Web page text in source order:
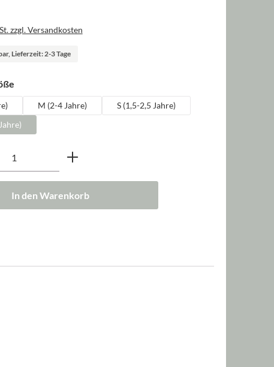
zzgl. Versandkosten
Lieferzeit: 2-3 Tage
auswählen
M (2-4 Jahre)
S (1,5-2,5 Jahre)
Gib den gewünschten Wert ein
In den Warenkorb